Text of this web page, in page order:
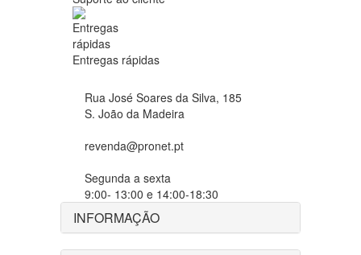
Entregas rápidas
Rua José Soares da Silva, 185
S. João da Madeira
revenda@pronet.pt
Segunda a sexta
9:00- 13:00 e 14:00-18:30
INFORMAÇÃO